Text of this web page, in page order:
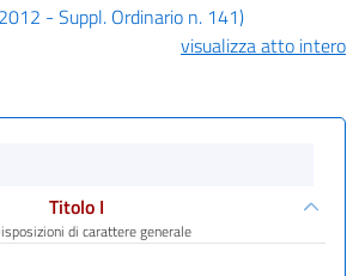
- Suppl. Ordinario n. 141)
visualizza atto intero
Titolo I
di carattere generale